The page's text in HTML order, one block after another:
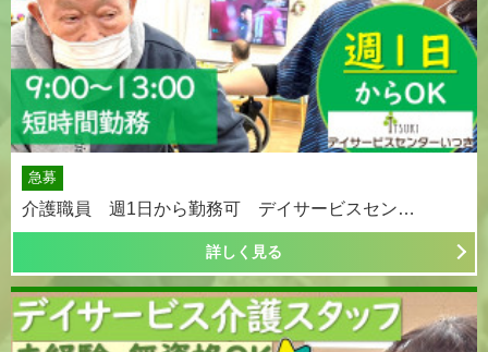
急募
介護職員 週1日から勤務可 デイサービスセン…
詳しく見る